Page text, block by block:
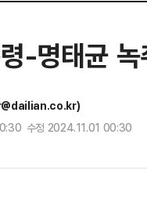
-명태균
수정 2024.11.01 00:30